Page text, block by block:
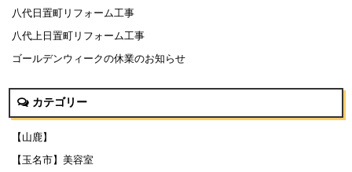
八代日置町リフォーム工事
八代上日置町リフォーム工事
ゴールデンウィークの休業のお知らせ
カテゴリー
【山鹿】
【玉名市】美容室